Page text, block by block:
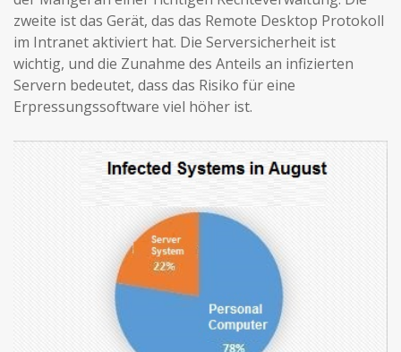
zweite ist das Gerät, das das Remote Desktop Protokoll
im Intranet aktiviert hat. Die Serversicherheit ist
wichtig, und die Zunahme des Anteils an infizierten
Servern bedeutet, dass das Risiko für eine
Erpressungssoftware viel höher ist.